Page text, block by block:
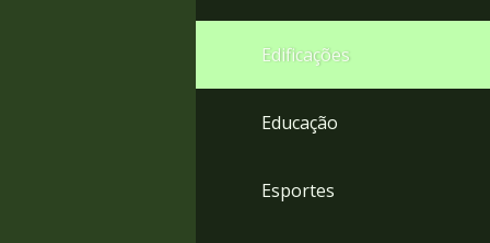
Edificações
Educação
Esportes